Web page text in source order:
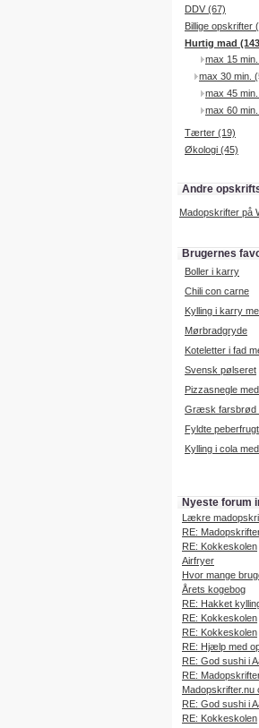
DDV (67)
Billige opskrifter
Hurtig mad
max 15
max 30 min.
max 45
max 60
Tærter (19)
Økologi (45)
Andre
Madopskrifter på
Brugernes
Boller i karry
Chili con carne
Kylling i karry
Mørbradgryde
Koteletter i fad
Svensk pølseret
Pizzasnegle med
Græsk farsbrød
Fyldte
Kylling i cola
Nyeste forum
Lækre
RE:
RE: Kokkeskolen
Airfryer
Hvor mange
Årets kogebog
RE: Hakket
RE: Kokkeskolen
RE: Kokkeskolen
RE: Hjælp med
RE: God sushi i
RE:
Madopskrifter.nu
RE: God sushi i
RE: Kokkeskolen